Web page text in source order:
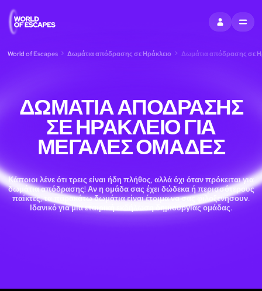
ΣΥΝΔΕΘΕΊΤΕ
MENU
World of Escapes Δωμάτια απόδρασης σε Ηράκλειο Δωμάτια απόδρασης σε
ΔΩΜΆΤΙΑ ΑΠΌΔΡΑΣΗΣ
ΣΕ ΗΡΆΚΛΕΙΟ ΓΙΑ
ΜΕΓΆΛΕΣ ΟΜΆΔΕΣ
Κάποιοι λένε ότι τρεις είναι ήδη πλήθος, αλλά όχι όταν πρόκειται για
δωμάτια απόδρασης! Αν η ομάδα σας έχει δώδεκα ή περισσότερους
παίκτες, τα παρακάτω δωμάτια είναι έτοιμα να σας φιλοξενήσουν.
Ιδανικό για μια εταιρική εκδήλωση δημιουργίας ομάδας.